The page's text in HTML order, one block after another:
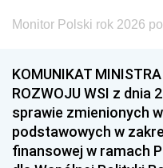
Monitor Polski rok 2026
KOMUNIKAT
ROZWOJU WSI z dnia
sprawie zmienionych
podstawowych w
finansowej w ramach